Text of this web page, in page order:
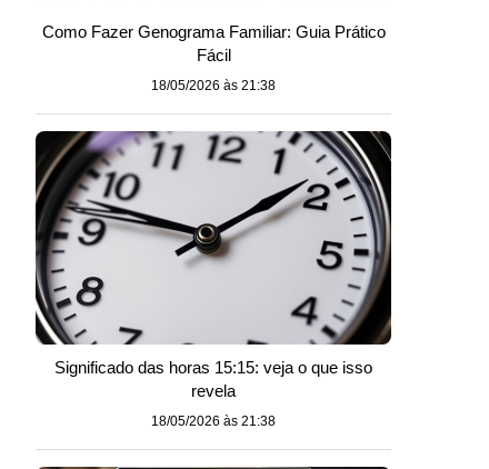
Como Fazer Genograma Familiar: Guia Prático
Fácil
18/05/2026 às 21:38
Significado das horas 15:15: veja o que isso
revela
18/05/2026 às 21:38